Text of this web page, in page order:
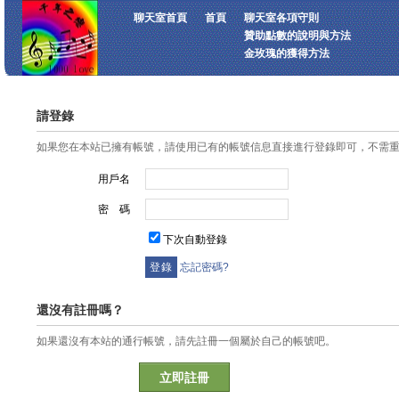
聊天室首頁 首頁
聊天室各項守則
贊助點數的說明與方法
金玫瑰的獲得方法
請登錄
如果您在本站已擁有帳號，請使用已有的帳號信息直接進行登錄即可，不需
用戶名
密 碼
下次自動登錄
忘記密碼?
還沒有註冊嗎？
如果還沒有本站的通行帳號，請先註冊一個屬於自己的帳號吧。
立即註冊